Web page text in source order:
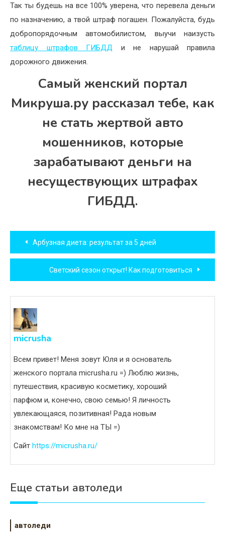
Так ты будешь на все 100% уверена, что перевела деньги
по назначению, а твой штраф погашен. Пожалуйста, будь
добропорядочным автомобилистом, выучи наизусть
таблицу штрафов ГИБДД и не нарушай правила
дорожного движения.
Самый женский портал
Микруша.ру рассказал тебе, как
не стать жертвой авто
мошенников, которые
зарабатывают деньги на
несуществующих штрафах
ГИБДД.
Навигация
по
записям
Арбузная диета: результат за 5 дней
Светский сезон открыт! Как подготовиться
micrusha
Всем привет! Меня зовут Юля и я основатель
женского портала micrusha.ru =) Люблю жизнь,
путешествия, красивую косметику, хороший
парфюм и, конечно, свою семью! Я личность
увлекающаяся, позитивная! Рада новым
знакомствам! Ко мне на ТЫ =)
Сайт https://micrusha.ru/
Еще статьи автоледи
автоледи